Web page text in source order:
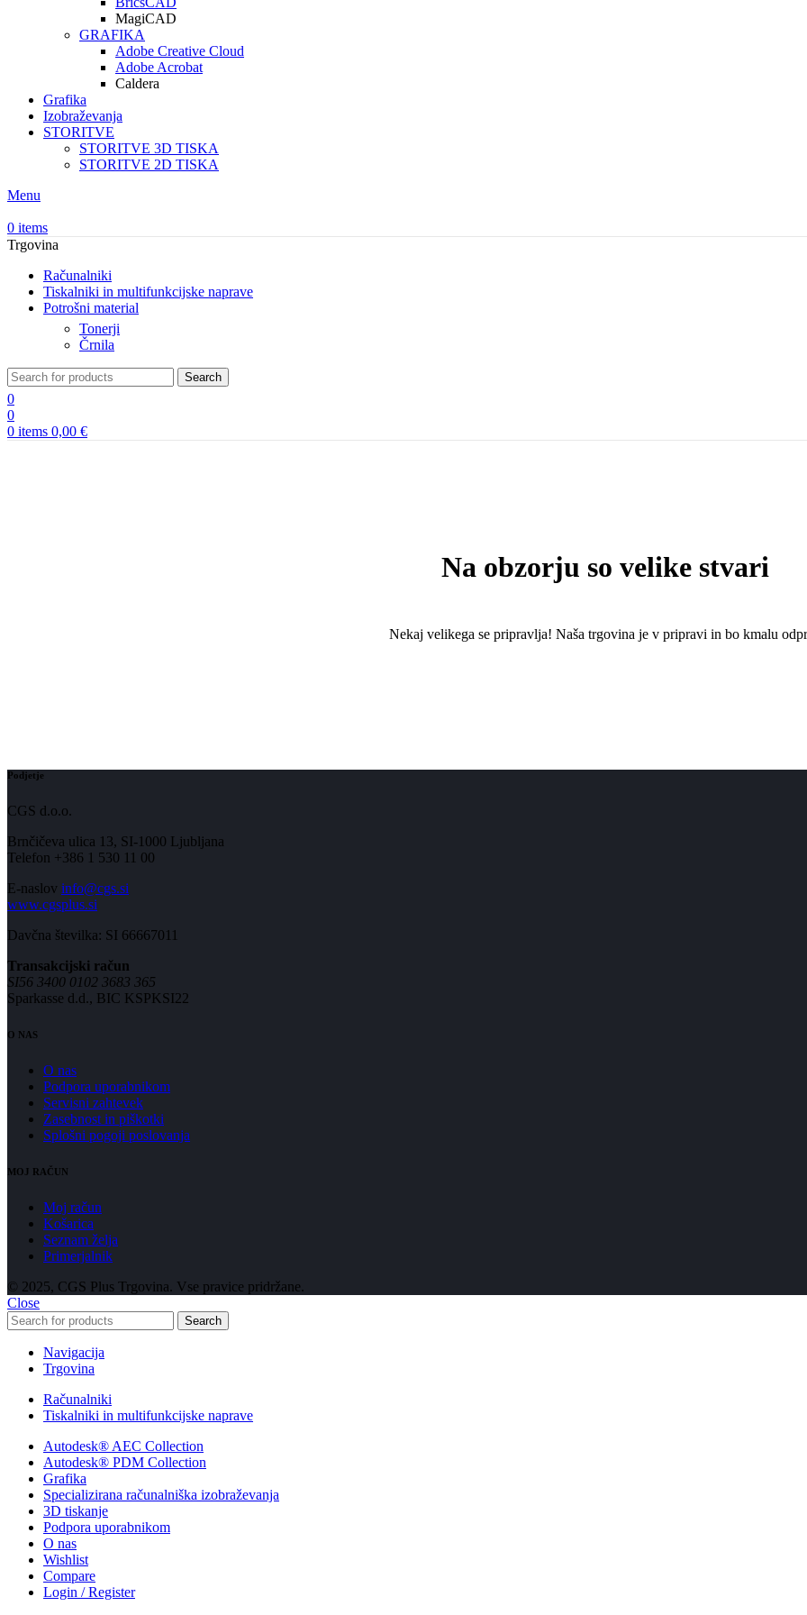
MagiCAD
GRAFIKA
Adobe Creative Cloud
Adobe Acrobat
Caldera
Grafika
Izobraževanja
STORITVE
STORITVE 3D TISKA
STORITVE 2D TISKA
Menu
0 items
Trgovina
Računalniki
Tiskalniki in multifunkcijske naprave
Potrošni material
Tonerji
Črnila
Search
0
0
0 items 0,00 €
Na obzorju so velike stvari
Nekaj ​​velikega se pripravlja! Naša trgovina je v pripravi in ​​bo kmalu
Podjetje
CGS d.o.o.
Brnčičeva ulica 13, SI-1000 Ljubljana
Telefon +386 1 530 11 00
E-naslov info@cgs.si
www.cgsplus.si
Davčna številka: SI 66667011
Transakcijski račun
SI56 3400 0102 3683 365
Sparkasse d.d., BIC KSPKSI22
O NAS
O nas
Podpora uporabnikom
Servisni zahtevek
Zasebnost in piškotki
Splošni pogoji poslovanja
MOJ RAČUN
Moj račun
Košarica
Seznam želja
Primerjalnik
© 2025, CGS Plus Trgovina. Vse pravice pridržane.
Close
Search
Navigacija
Trgovina
Računalniki
Tiskalniki in multifunkcijske naprave
Autodesk® AEC Collection
Autodesk® PDM Collection
Grafika
Specializirana računalniška izobraževanja
3D tiskanje
Podpora uporabnikom
O nas
Wishlist
Compare
Login / Register